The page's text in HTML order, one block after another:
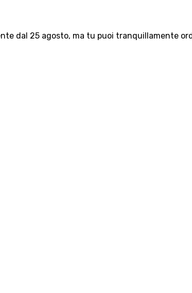
dal 25 agosto, ma tu puoi tranquillamente